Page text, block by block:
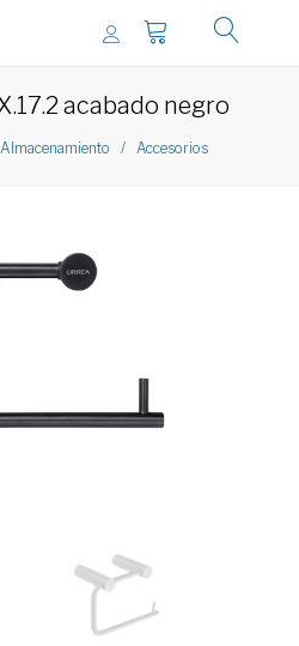
acabado negro
Almacenamiento / Accesorios